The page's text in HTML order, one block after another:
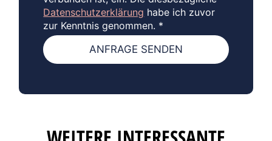
Datenschutzerklärung habe ich zuvor
zur Kenntnis genommen. *
ANFRAGE SENDEN